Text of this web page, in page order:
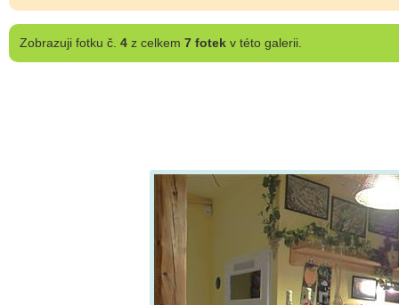
Zobrazujifotku č. 4z celkem 7 fotekv této galerii.